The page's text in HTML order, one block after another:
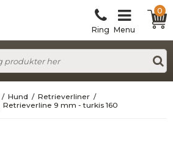
Ring Menu
0
/ Hund / Retrieverliner /
Retrieverline 9 mm - turkis 160